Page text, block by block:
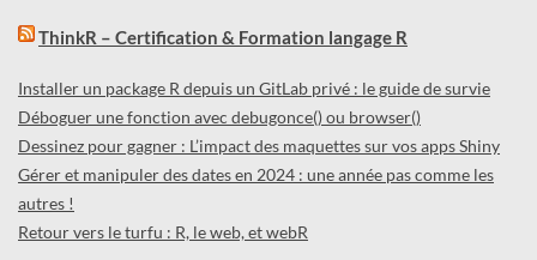
ThinkR – Certification & Formation langage R
Installer un package R depuis un GitLab privé : le guide de survie
Déboguer une fonction avec debugonce() ou browser()
Dessinez pour gagner : L’impact des maquettes sur vos apps Shiny
Gérer et manipuler des dates en 2024 : une année pas comme les
autres !
Retour vers le turfu : R, le web, et webR